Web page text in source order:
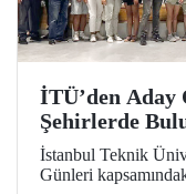
İTÜ’den Aday
Şehirlerde
İstanbul Teknik
Günleri